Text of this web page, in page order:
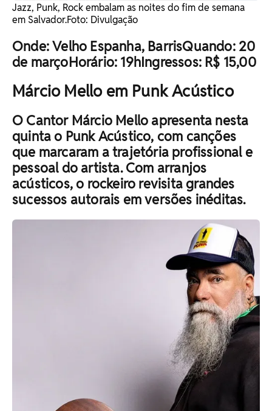
Jazz, Punk, Rock embalam as noites do fim de semana
em Salvador. ​Foto: Divulgação
Onde: Velho Espanha, BarrisQuando: 20
de marçoHorário: 19hIngressos: R$ 15,00
Márcio Mello em Punk Acústico
O Cantor Márcio Mello apresenta nesta
quinta o Punk Acústico, com canções
que marcaram a trajetória profissional e
pessoal do artista. Com arranjos
acústicos, o rockeiro revisita grandes
sucessos autorais em versões inéditas.